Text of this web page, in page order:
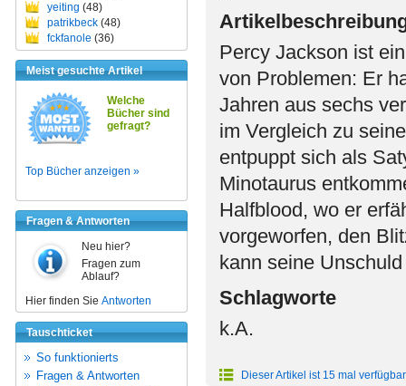
yeiting (48)
patrikbeck (48)
fckfanole (36)
Meist gesuchte Artikel
Welche
Bücher sind
gefragt?
Top Bücher anzeigen »
Fragen & Antworten
Neu hier?
Fragen zum
Ablauf?
Hier finden Sie Antworten
Tauschticket
So funktionierts
Fragen & Antworten
Percy Jackson ist
von Problemen: Er
Jahren aus sechs
im Vergleich zu
entpuppt sich als
Minotaurus
Halfblood, wo er
vorgeworfen, den
kann seine
Schlagworte
k.A.
Dieser Artikel ist 15 mal verfügbar